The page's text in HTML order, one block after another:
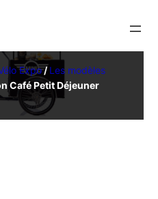
Expo/Les modèles
Café Petit Déjeuner